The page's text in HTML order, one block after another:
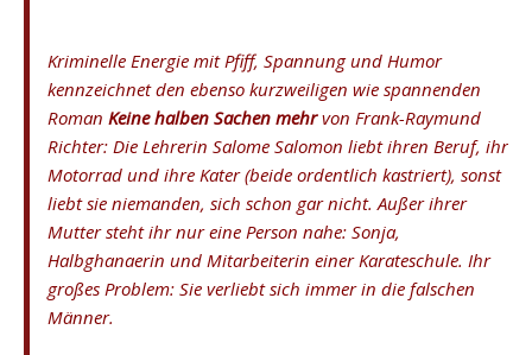
Kriminelle Energie mit Pfiff, Spannung und Humor
kennzeichnet den ebenso kurzweiligen wie spannenden
Roman Keine halben Sachen mehrvon Frank-Raymund
Richter: Die Lehrerin Salome Salomon liebt ihren Beruf, ihr
Motorrad und ihre Kater (beide ordentlich kastriert), sonst
liebt sie niemanden, sich schon gar nicht. Außer ihrer
Mutter steht ihr nur eine Person nahe: Sonja,
Halbghanaerin und Mitarbeiterin einer Karateschule. Ihr
großes Problem: Sie verliebt sich immer in die falschen
Männer.